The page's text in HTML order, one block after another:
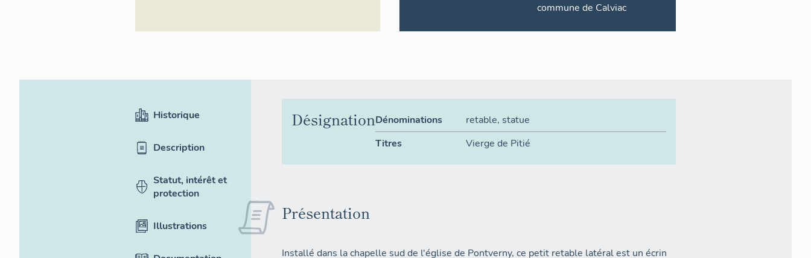
commune de Calviac
Historique
Description
Statut, intérêt et
protection
Illustrations
DésignationDénominations retable, statue
Titres
Vierge de Pitié
Présentation
Installé dans la chapelle sud de l'église de Pontverny, ce petit retable latéral est un écrin